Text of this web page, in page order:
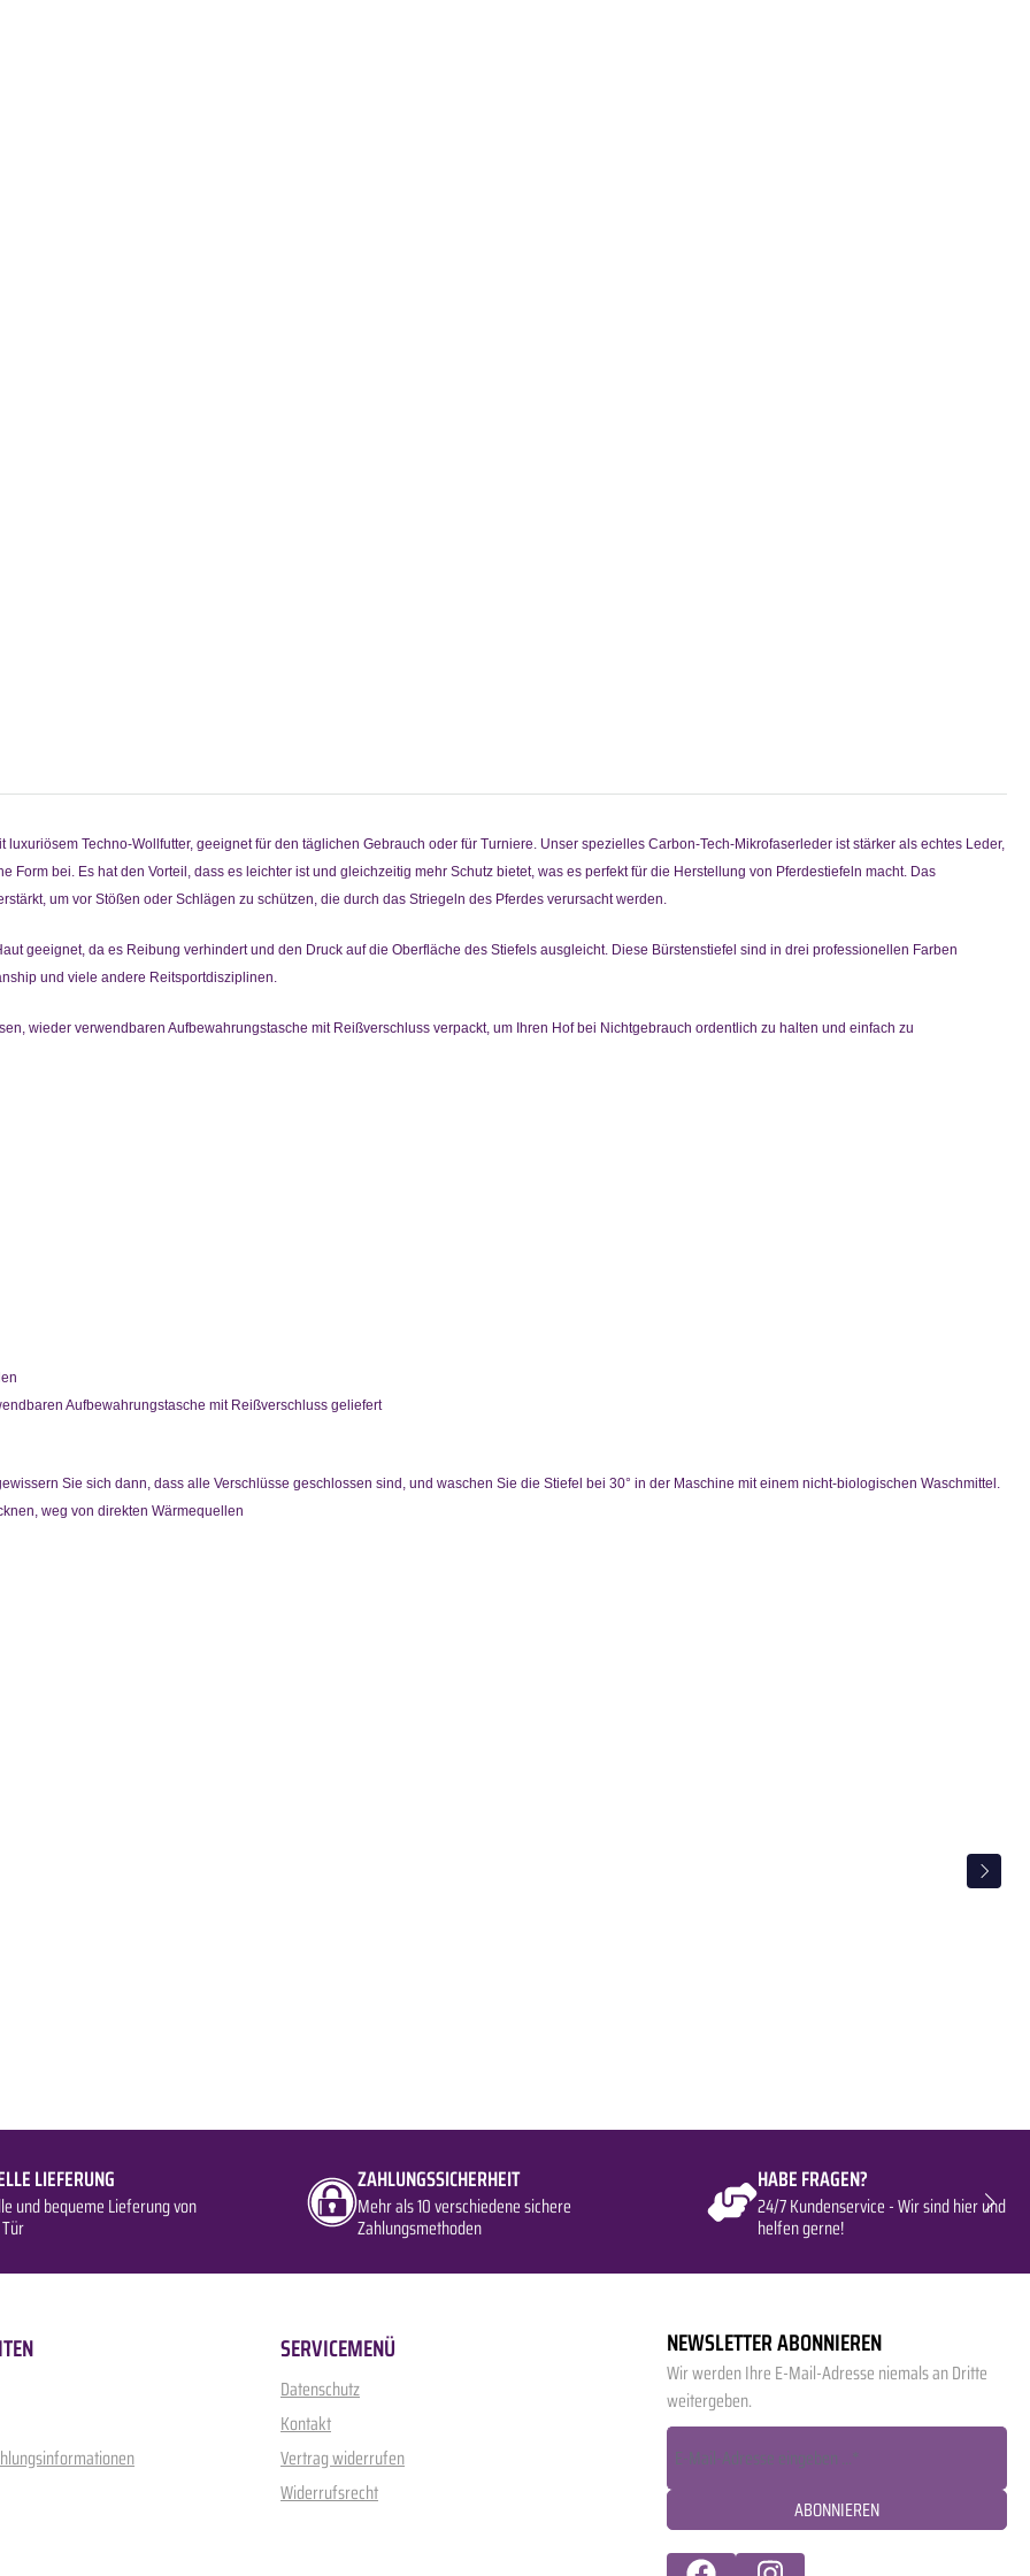
Techno-Wollfutter, geeignet für den täglichen Gebrauch oder für Turniere. Unser spezielles Carbon-Tech-Mikrofaserleder ist stärker als echtes Leder,
bei. Es hat den Vorteil, dass es leichter ist und gleichzeitig mehr Schutz bietet, was es perfekt für die Herstellung von Pferdestiefeln macht. Das
um vor Stößen oder Schlägen zu schützen, die durch das Striegeln des Pferdes verursacht werden.
geeignet, da es Reibung verhindert und den Druck auf die Oberfläche des Stiefels ausgleicht. Diese Bürstenstiefel sind in drei professionellen Farben
und viele andere Reitsportdisziplinen.
wieder verwendbaren Aufbewahrungstasche mit Reißverschluss verpackt, um Ihren Hof bei Nichtgebrauch ordentlich zu halten und einfach zu
Aufbewahrungstasche mit Reißverschluss geliefert
Sie sich dann, dass alle Verschlüsse geschlossen sind, und waschen Sie die Stiefel bei 30° in der Maschine mit einem nicht-biologischen Waschmittel.
weg von direkten Wärmequellen
LIEFERUNG
und bequeme Lieferung von
ZAHLUNGSSICHERHEIT
Mehr als 10 verschiedene sichere
Zahlungsmethoden
HABE FRAGEN?
24/7 Kundenservice - Wir sind hier und
helfen gerne!
SERVICEMENÜ
Datenschutz
Kontakt
Vertrag widerrufen
Widerrufsrecht
NEWSLETTER ABONNIEREN
Wir werden Ihre E-Mail-Adresse niemals an Dritte
weitergeben.
ABONNIEREN